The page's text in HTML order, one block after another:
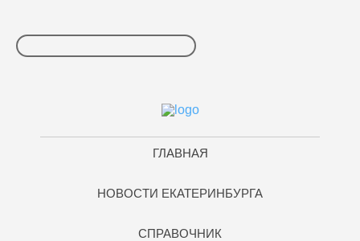
ГЛАВНАЯ
НОВОСТИ ЕКАТЕРИНБУРГА
СПРАВОЧНИК